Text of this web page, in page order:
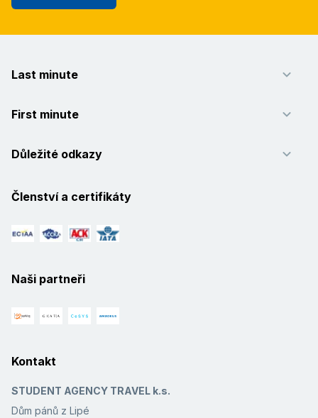
Last minute
First minute
Důležité odkazy
Členství a certifikáty
Naši partneři
Kontakt
STUDENT AGENCY TRAVEL k.s.
Dům pánů z Lipé